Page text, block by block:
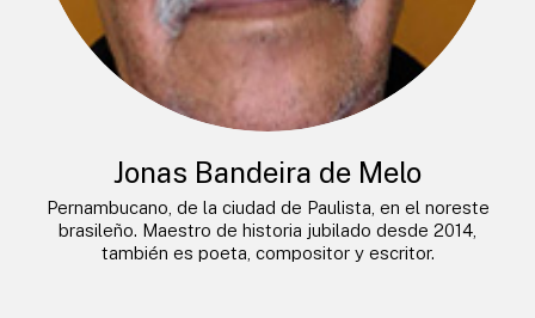
Jonas Bandeira de Melo
Pernambucano, de la ciudad de Paulista, en el noreste
brasileño. Maestro de historia jubilado desde 2014,
también es poeta, compositor y escritor.